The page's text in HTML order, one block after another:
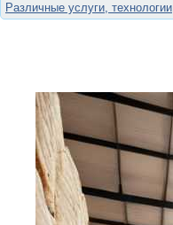
Различные услуги, технологии